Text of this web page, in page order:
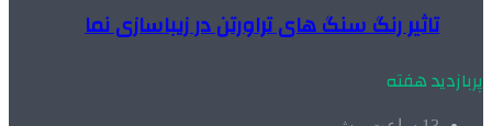
تاثیر رنگ سنگ های تراورتن در زیباسازی نما
پربازدید هفته